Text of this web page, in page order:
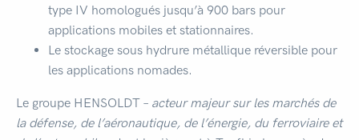
type IV homologués jusqu’à 900 bars pour
applications mobiles et stationnaires.
Le stockage sous hydrure métallique réversible pour
les applications nomades.
Le groupe HENSOLDT – acteur majeur sur les marchés de
la défense, de l’aéronautique, de l’énergie, du ferroviaire et